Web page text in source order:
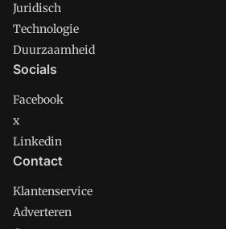
Juridisch
Technologie
Duurzaamheid
Socials
Facebook
x
Linkedin
Contact
Klantenservice
Adverteren